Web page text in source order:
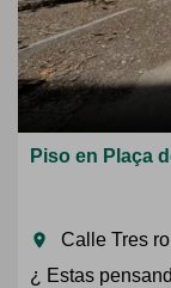
Piso en Plaça
room
Calle Tres
¿ Estas